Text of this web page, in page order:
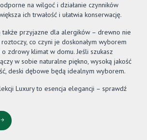
na wilgoć i działanie czynników
ich trwałość i ułatwia konserwację.
także przyjazne dla alergików – drewno nie
co czyni je doskonałym wyborem
zdrowy klimat w domu. Jeśli szukasz
w sobie naturalne piękno, wysoką jakość
deski dębowe będą idealnym wyborem.
Luxury to esencja elegancji – sprawdź